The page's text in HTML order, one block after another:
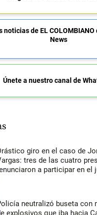
noticias de EL
News
Únete a nuestro canal de
giro en el caso de
tres de las cuatro
a participar en el
neutralizó buseta con
explosivos que iba hacia